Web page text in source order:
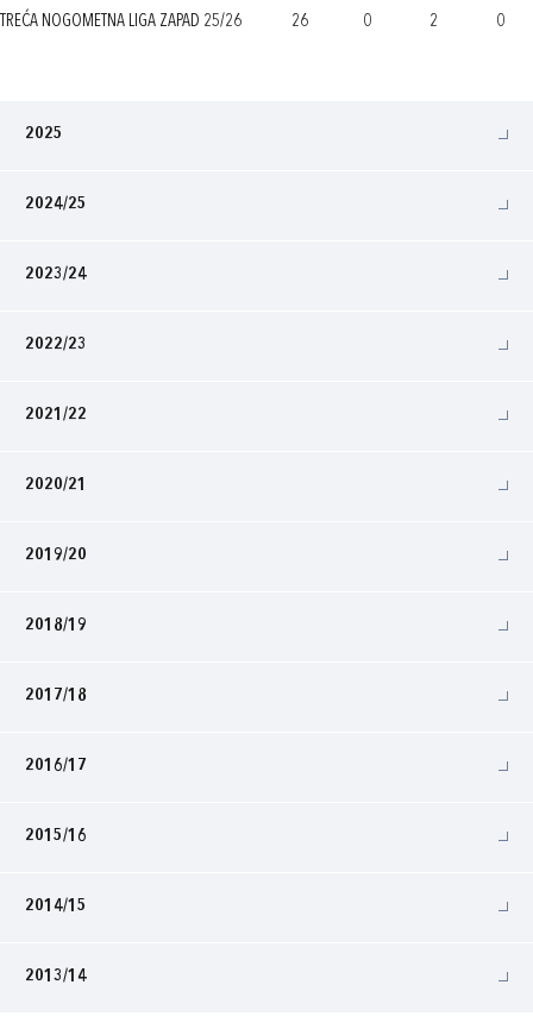
TREĆA NOGOMETNA LIGA ZAPAD 25/26 26 0 2 0
2025
2024/25
2023/24
2022/23
2021/22
2020/21
2019/20
2018/19
2017/18
2016/17
2015/16
2014/15
2013/14